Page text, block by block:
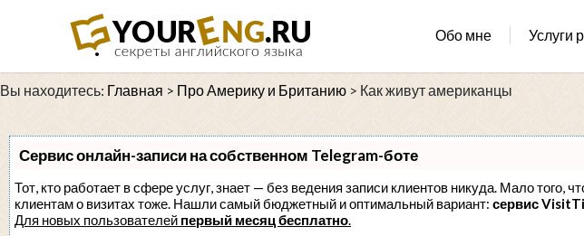
Обо мне Услуги
Вы находитесь: Главная > Про Америку и Британию > Как живут американцы
Сервис онлайн-записи на собственном Telegram-боте
Тот, кто работает в сфере услуг, знает — без ведения записи клиентов никуда. Мало того,
клиентам о визитах тоже. Нашли самый бюджетный и оптимальный вариант: сервис
Для новых пользователей первый месяц бесплатно.